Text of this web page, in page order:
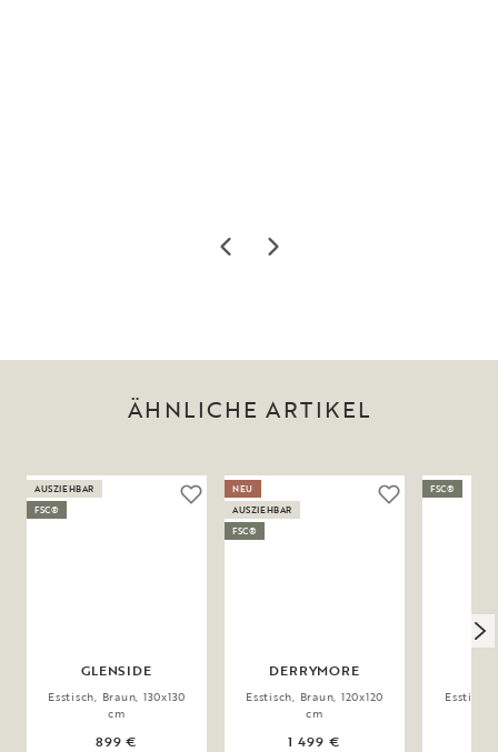
ÄHNLICHE ARTIKEL
GLENSIDE
Esstisch, Braun, 130x130
cm
899 €
AUSZIEHBAR
FSC®
DERRYMORE
Esstisch, Braun, 120x120
cm
1 499 €
NEU
AUSZIEHBAR
FSC®
Esstisch,
FSC®